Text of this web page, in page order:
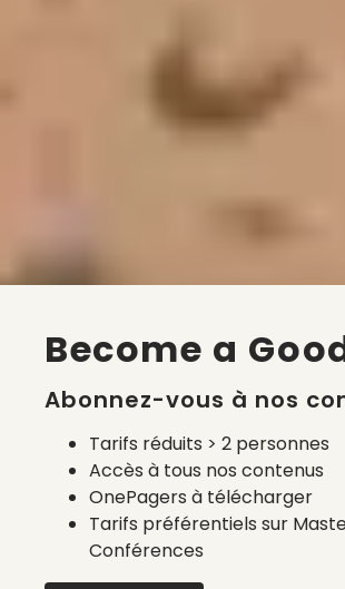
Become a
Abonnez-vous à nos
Tarifs réduits > 2 personnes
Accès à tous nos contenus
OnePagers à télécharger
Tarifs préférentiels sur
Conférences